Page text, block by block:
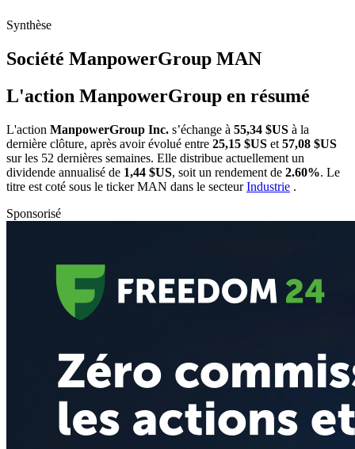
Synthèse
Société ManpowerGroup MAN
L'action ManpowerGroup en résumé
L'action ManpowerGroup Inc. s’échange à 55,34 $US à la
dernière clôture, après avoir évolué entre 25,15 $US et 57,08 $US
sur les 52 dernières semaines. Elle distribue actuellement un
dividende annualisé de 1,44 $US, soit un rendement de 2.60%. Le
titre est coté sous le tickerMAN dans le secteurIndustrie .
Sponsorisé